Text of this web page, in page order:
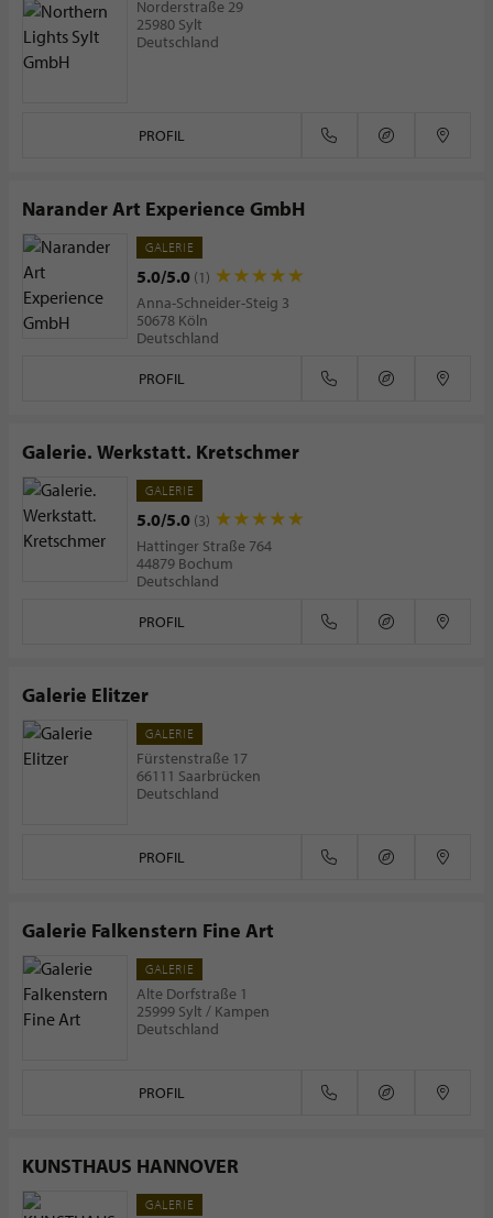
Norderstraße 29
25980 Sylt
Deutschland
PROFIL
Narander Art Experience GmbH
GALERIE
5.0/5.0 (1)
Anna-Schneider-Steig 3
50678 Köln
Deutschland
PROFIL
Galerie. Werkstatt. Kretschmer
GALERIE
5.0/5.0 (3)
Hattinger Straße 764
44879 Bochum
Deutschland
PROFIL
Galerie Elitzer
GALERIE
Fürstenstraße 17
66111 Saarbrücken
Deutschland
PROFIL
Galerie Falkenstern Fine Art
GALERIE
Alte Dorfstraße 1
25999 Sylt / Kampen
Deutschland
PROFIL
KUNSTHAUS HANNOVER
GALERIE